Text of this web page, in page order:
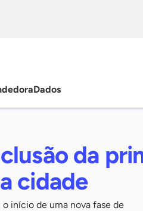
Dados
da
cidade
início de uma nova fase de